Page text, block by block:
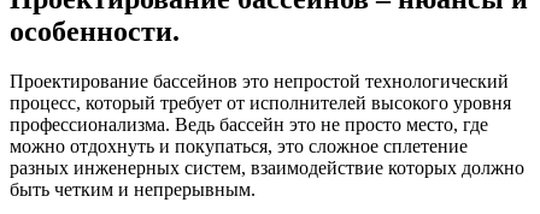
особенности.
Проектирование бассейнов это непростой технологический
процесс, который требует от исполнителей высокого уровня
профессионализма. Ведь бассейн это не просто место, где
можно отдохнуть и покупаться, это сложное сплетение
разных инженерных систем, взаимодействие которых должно
быть четким и непрерывным.